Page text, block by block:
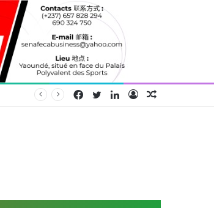
Connexion
Linkedin
Twitter
Facebook